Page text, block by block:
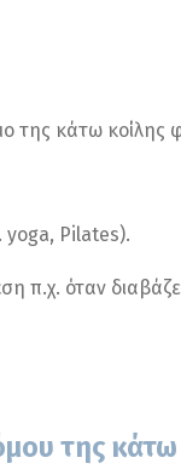
της κάτω κοίλης
yoga, Pilates).
όταν
της